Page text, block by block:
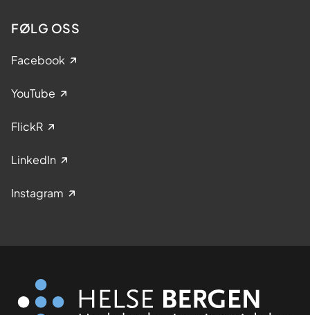
FØLG OSS
Facebook
YouTube
FlickR
LinkedIn
Instagram